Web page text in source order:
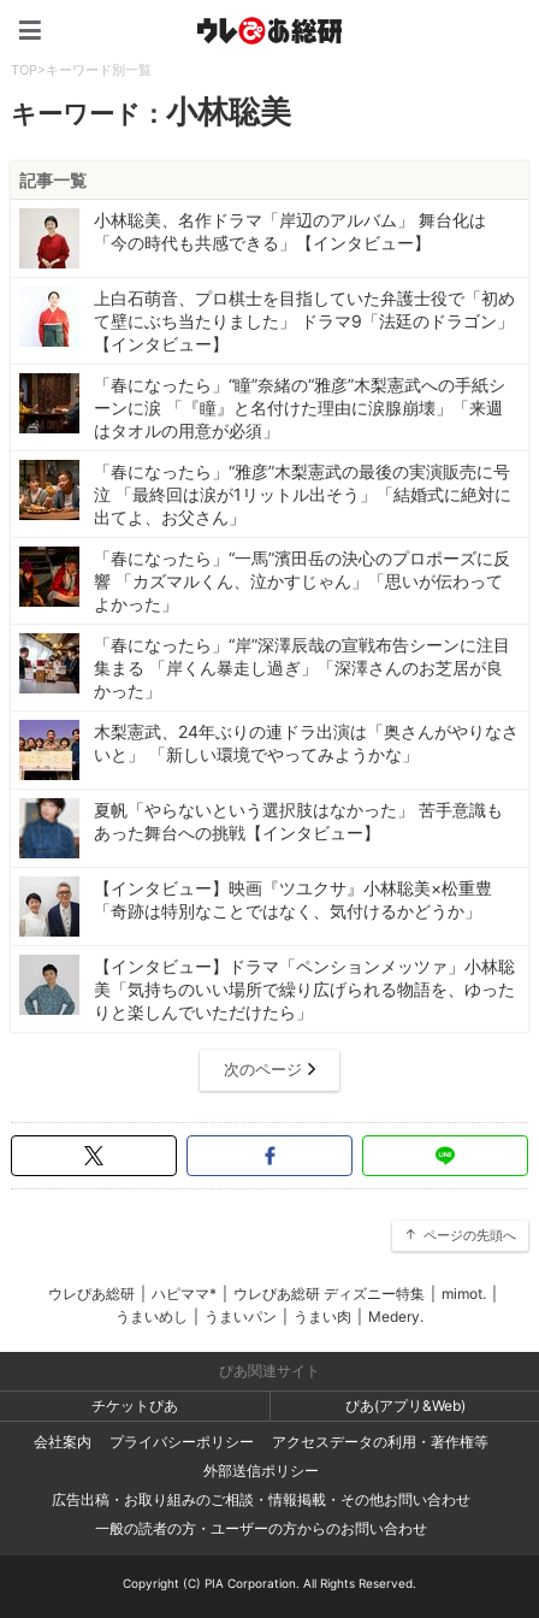
TOP>キーワード別一覧
キーワード：小林聡美
記事一覧
小林聡美、名作ドラマ「岸辺のアルバム」 舞台化は
「今の時代も共感できる」【インタビュー】
上白石萌音、プロ棋士を目指していた弁護士役で「初め
て壁にぶち当たりました」 ドラマ9「法廷のドラゴン」
【インタビュー】
「春になったら」“瞳”奈緒の“雅彦”木梨憲武への手紙シ
ーンに涙 「『瞳』と名付けた理由に涙腺崩壊」「来週
はタオルの用意が必須」
「春になったら」“雅彦”木梨憲武の最後の実演販売に号
泣 「最終回は涙が1リットル出そう」「結婚式に絶対に
出てよ、お父さん」
「春になったら」“一馬”濱田岳の決心のプロポーズに反
響 「カズマルくん、泣かすじゃん」「思いが伝わって
よかった」
「春になったら」“岸”深澤辰哉の宣戦布告シーンに注目
集まる 「岸くん暴走し過ぎ」「深澤さんのお芝居が良
かった」
木梨憲武、24年ぶりの連ドラ出演は「奥さんがやりなさ
いと」 「新しい環境でやってみようかな」
夏帆「やらないという選択肢はなかった」 苦手意識も
あった舞台への挑戦【インタビュー】
【インタビュー】映画『ツユクサ』小林聡美×松重豊
「奇跡は特別なことではなく、気付けるかどうか」
【インタビュー】ドラマ「ペンションメッツァ」小林聡
美「気持ちのいい場所で繰り広げられる物語を、ゆった
りと楽しんでいただけたら」
次のページ
ページの先頭へ
ウレぴあ総研 ハピママ* ウレぴあ総研 ディズニー特集 mimot.
うまいめし
うまいパン うまい肉 Medery.
ぴあ関連サイト
チケットぴあ
ぴあ(アプリ&Web)
会社案内
プライバシーポリシー
アクセスデータの利用・著作権等
外部送信ポリシー
広告出稿・お取り組みのご相談・情報掲載・その他お問い合わせ
一般の読者の方・ユーザーの方からのお問い合わせ
Copyright (C) PIA Corporation. All Rights Reserved.